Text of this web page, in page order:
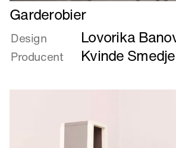
Læs
mere
om
Garderobier
Garderobier
Design Lovorika
Producent Kvinde